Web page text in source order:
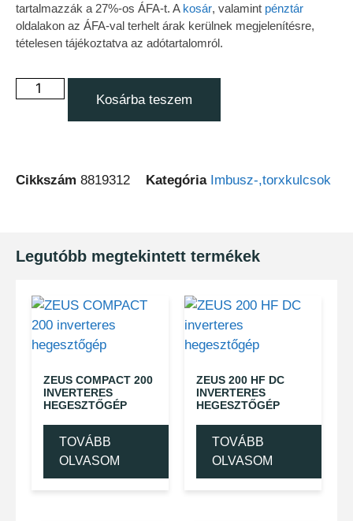
tartalmazzák a 27%-os ÁFA-t. A kosár, valamint pénztár
oldalakon az ÁFA-val terhelt árak kerülnek megjelenítésre,
tételesen tájékoztatva az adótartalomról.
Kosárba teszem
Cikkszám 8819312 Kategória Imbusz-,torxkulcsok
Legutóbb megtekintett termékek
ZEUS COMPACT 200
INVERTERES
HEGESZTŐGÉP
TOVÁBB
OLVASOM
ZEUS 200 HF DC
INVERTERES
HEGESZTŐGÉP
TOVÁBB
OLVASOM